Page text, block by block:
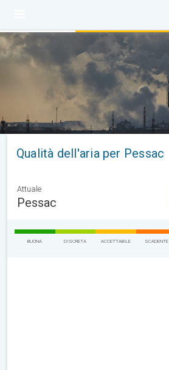
Qualità dell'aria per Pessac
Attuale
Pessac
BUONA DISCRETA ACCETTABILE SCADENTE